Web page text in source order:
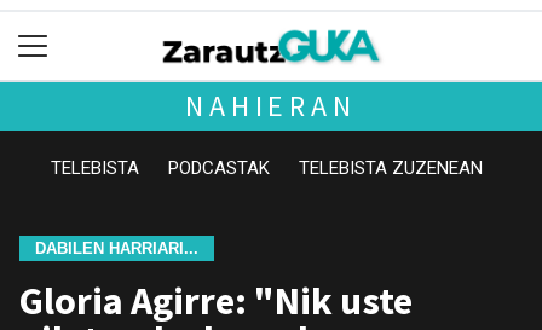
NAHIERAN
TELEBISTA PODCASTAK TELEBISTA ZUZENEAN
DABILEN HARRIARI...
Gloria Agirre: "Nik uste